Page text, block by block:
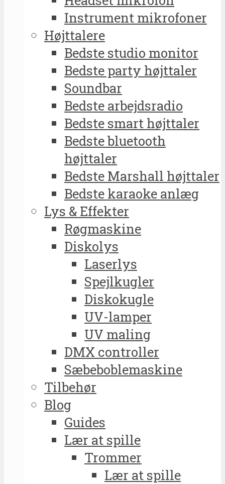
Instrument mikrofoner
Højttalere
Bedste studio monitor
Bedste party højttaler
Soundbar
Bedste arbejdsradio
Bedste smart højttaler
Bedste bluetooth
højttaler
Bedste Marshall højttaler
Bedste karaoke anlæg
Lys & Effekter
Røgmaskine
Diskolys
Laserlys
Spejlkugler
Diskokugle
UV-lamper
UV maling
DMX controller
Sæbeboblemaskine
Tilbehør
Blog
Guides
Lær at spille
Trommer
Lær at spille